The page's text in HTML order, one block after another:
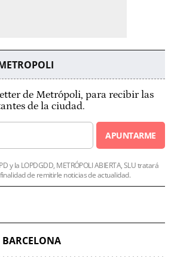
de Metrópoli, para recibir las
de la ciudad.
APUNTARME
y la LOPDGDD, METRÓPOLI ABIERTA, SLU tratará
de remitirle noticias de actualidad.